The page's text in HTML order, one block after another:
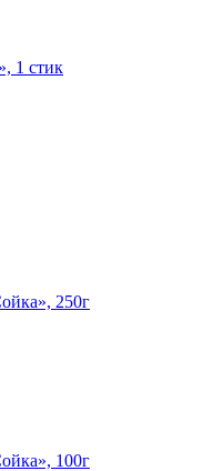
1 стик
250г
100г